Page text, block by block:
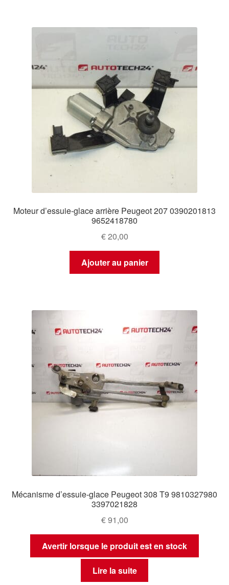
Moteur d’essuie-glace arrière Peugeot 207 0390201813
9652418780
€20,00
Ajouter au panier
Mécanisme d’essuie-glace Peugeot 308 T9 9810327980
3397021828
€91,00
Avertir lorsque le produit est en stock
Lire la suite